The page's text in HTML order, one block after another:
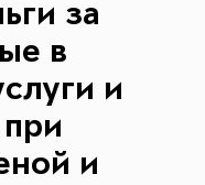
за
в
и
и